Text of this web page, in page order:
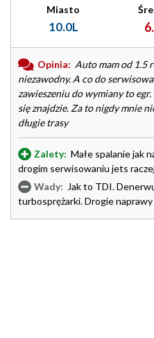
Miasto
10.0L
Opinia: Auto mam od 1.5
niezawodny. A co do
zawieszeniu do wymiany to
się znajdzie. Za to nigdy mnie
długie trasy
Zalety: Małe spalanie jak
drogim serwisowaniu jets
Wady: Jak to TDI.
turbosprężarki. Drogie naprawy